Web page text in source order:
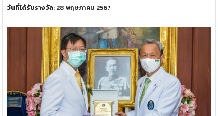
วันที่ได้รับรางวัล: 28 พฤษภาคม 2567